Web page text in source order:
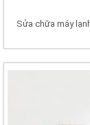
Sửa chữa máy